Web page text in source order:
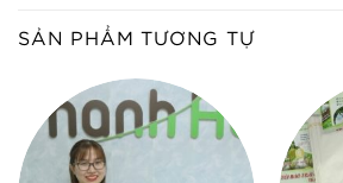
SẢN PHẨM TƯƠNG TỰ